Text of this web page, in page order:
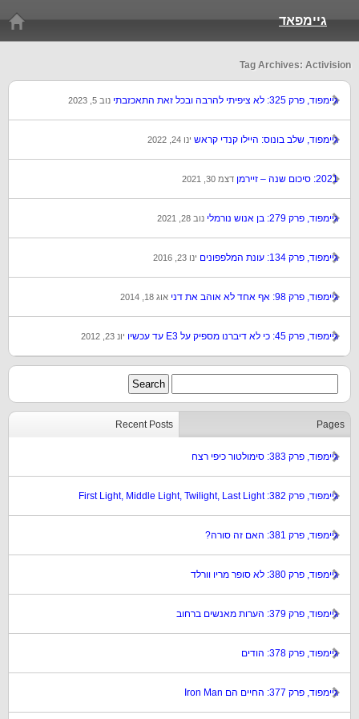
גיימפאד
Tag Archives: Activision
גיימפוד, פרק 325: לא ציפיתי להרבה ובכל זאת התאכזבתי נוב 5, 2023
גיימפוד, שלב בונוס: היילו קנדי קראש ינו 24, 2022
2021: סיכום שנה – זיירמן דצמ 30, 2021
גיימפוד, פרק 279: בן אנוש נורמלי נוב 28, 2021
גיימפוד, פרק 134: עונת המלפפונים ינו 23, 2016
גיימפוד, פרק 98: אף אחד לא אוהב את דני אוג 18, 2014
גיימפוד, פרק 45: כי לא דיברנו מספיק על E3 עד עכשיו יונ 23, 2012
Recent Posts Pages
גיימפוד, פרק 383: סימולטור כיפי רצח
גיימפוד, פרק 382: First Light, Middle Light, Twilight, Last Light
גיימפוד, פרק 381: האם זה סורה?
גיימפוד, פרק 380: לא סופר מריו וורלד
גיימפוד, פרק 379: הערות מאנשים ברחוב
גיימפוד, פרק 378: הודים
גיימפוד, פרק 377: החיים הם Iron Man